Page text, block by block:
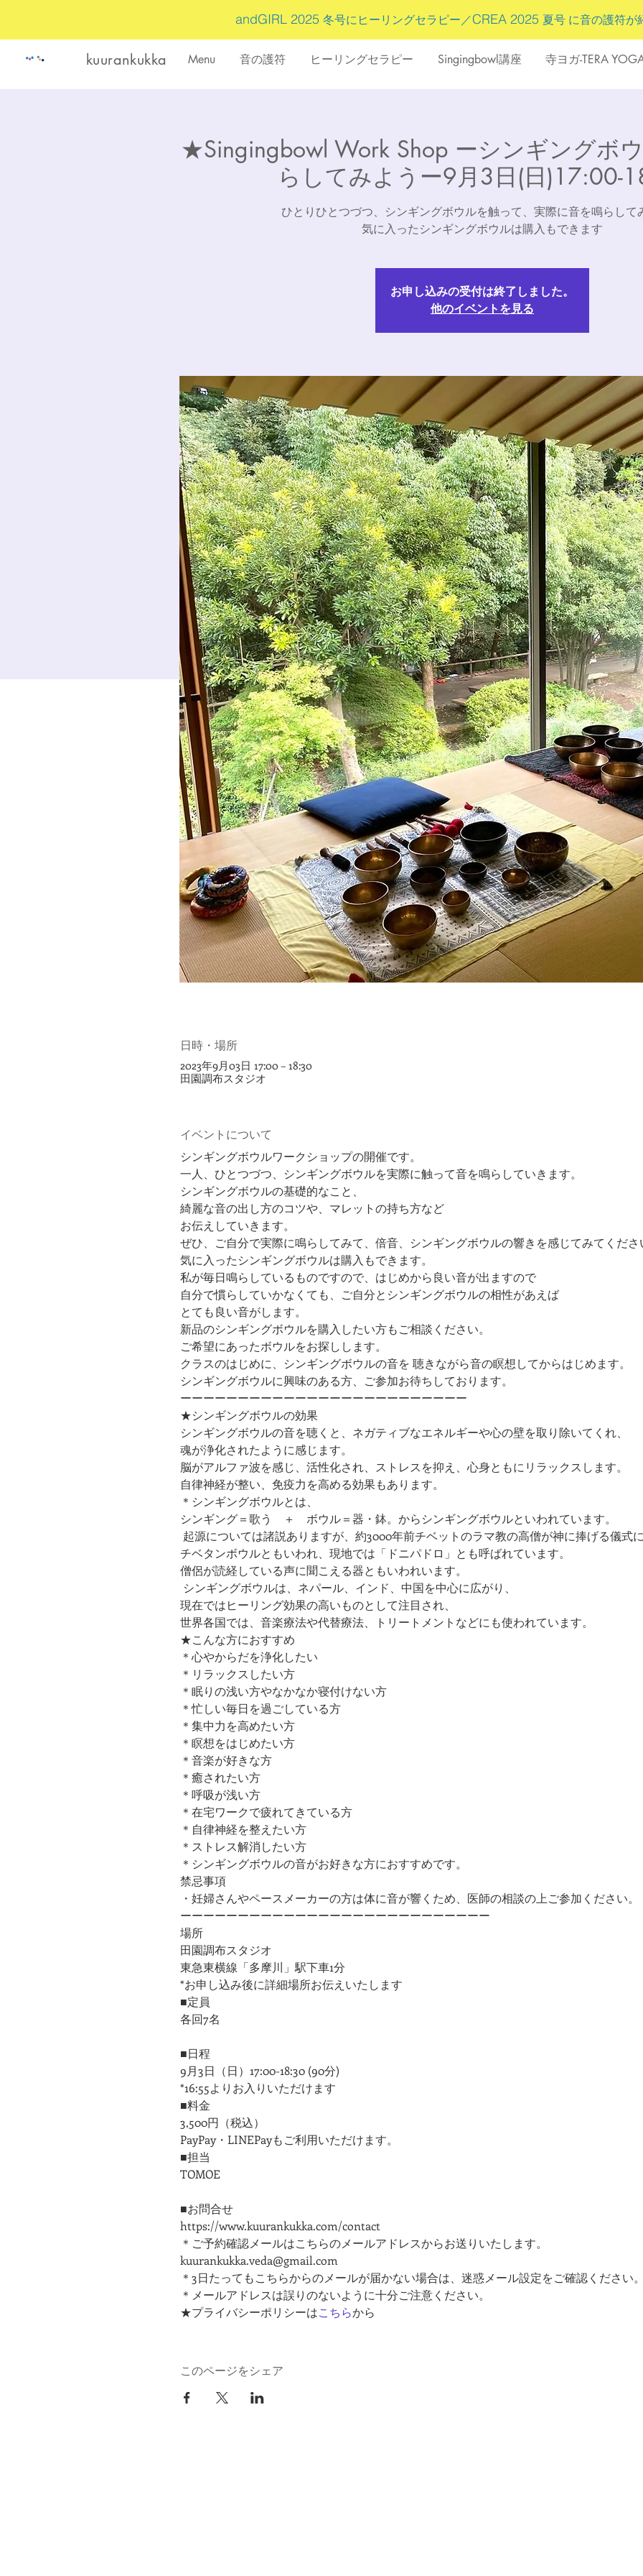
kuurankukka Menu 音の護符 ヒーリングセラピー Singingbowl講座 寺ヨガ-TERA
andGIRL 2025 冬号にヒーリングセラピー／CREA 2025 夏号 に音の護符が
★Singingbowl Work Shop ーシンギングボ
らしてみようー9月3日(日)17:00-
ひとりひとつづつ、シンギングボウルを触って、実際に音を鳴らして
気に入ったシンギングボウルは購入もできます
お申し込みの受付は終了しました。
他のイベントを見る
日時・場所
2023年9月03日 17:00 – 18:30
田園調布スタジオ
イベントについて
シンギングボウルワークショップの開催です。
一人、ひとつづつ、シンギングボウルを実際に触って音を鳴らしていきます。
シンギングボウルの基礎的なこと、
綺麗な音の出し方のコツや、マレットの持ち方など
お伝えしていきます。
ぜひ、ご自分で実際に鳴らしてみて、倍音、シンギングボウルの響きを感じてみてくださ
気に入ったシンギングボウルは購入もできます。
私が毎日鳴らしているものですので、はじめから良い音が出ますので
自分で慣らしていかなくても、ご自分とシンギングボウルの相性があえば
とても良い音がします。
新品のシンギングボウルを購入したい方もご相談ください。
ご希望にあったボウルをお探しします。
クラスのはじめに、シンギングボウルの音を ​聴きながら音の瞑想してからはじめます。
シンギングボウルに興味のある方、ご参加お待ちしております。
ーーーーーーーーーーーーーーーーーーーーーーーーー
★シンギングボウルの効果
シンギングボウルの音を聴くと、ネガティブなエネルギーや心の壁を取り除いてくれ、
魂が浄化されたように感じます。
脳がアルファ波を感じ、活性化され、ストレスを抑え、心身ともにリラックスします。
自律神経が整い、免疫力を高める効果もあります。
＊シンギングボウルとは、
シンギング＝歌う　＋　ボウル＝器・鉢。からシンギングボウルといわれています。
起源については諸説ありますが、約3000年前チベットのラマ教の高僧が神に捧げる儀式
チベタンボウルともいわれ、現地では「ドニパドロ」とも呼ばれています。
僧侶が読経している声に聞こえる器ともいわれいます。
シンギングボウルは、ネパール、インド、中国を中心に広がり、
現在ではヒーリング効果の高いものとして注目され、
世界各国では、音楽療法や代替療法、トリートメントなどにも使われています。
★こんな方におすすめ
＊心やからだを浄化したい
＊リラックスしたい方
＊眠りの浅い方やなかなか寝付けない方
＊忙しい毎日を過ごしている方
＊集中力を高めたい方
＊瞑想をはじめたい方
​＊音楽が好きな方
​＊癒されたい方
＊呼吸が浅い方
＊在宅ワークで疲れてきている方
＊自律神経を整えたい方
​＊ストレス解消したい方
＊シンギングボウルの音がお好きな方におすすめです。
禁忌事項
・妊婦さんやペースメーカーの方は体に音が響くため、医師の相談の上ご参加ください。​​​​​​​​​
ーーーーーーーーーーーーーーーーーーーーーーーーーーー
場所
田園調布スタジオ
東急東横線「多摩川」駅下車1分
*お申し込み後に詳細場所お伝えいたします
■定員
各回7名
■日程
9月3日（日）17:00-18:30 (90分)
*16:55よりお入りいただけます
■料金
3,500円（税込）
PayPay・LINEPayもご利用いただけます。
■担当
​TOMOE
■お問合せ
https://www.kuurankukka.com/contact
＊ご予約確認メールはこちらのメールアドレスからお送りいたします。
kuurankukka.veda@gmail.com
＊3日たってもこちらからのメールが届かない場合は、迷惑メール設定をご確認ください
＊メールアドレスは誤りのないように十分ご注意ください。
★プライバシーポリシーはこちらから
このページをシェア